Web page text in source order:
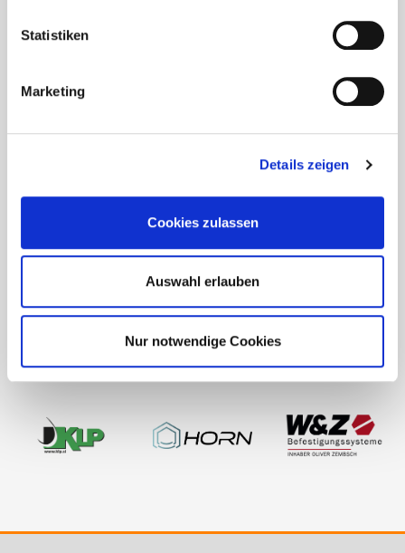
Statistiken
Marketing
Details zeigen
Cookies zulassen
Auswahl erlauben
Nur notwendige Cookies